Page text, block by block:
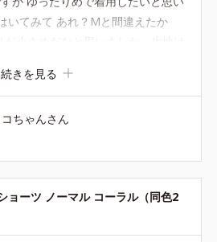
いてみて あれ？Mと間違えたか
続きを見る
コちゃんさん
ョーツ ノーマル コーラル（同色2